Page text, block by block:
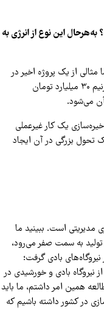
این نوع از انرژی به
از یک پروژه اخیر در
دبی می‌زنم. اگر امروز بخواهیم در ایران یک مگاوات نیروگاه خورشیدی بدون ذخیره‌سازی بزنیم ۳۰ میلیارد تومان
یک کار غیرعملی
تحول بزرگی در آن ایجاد
مدیریتی است. ببینید ما
تولید به سمت صفر می‌رود،
بادی گرفت؛
نیروگاه بادی و خورشیدی در
همین امر داشتم، ما باید
در کشور داشته باشیم که